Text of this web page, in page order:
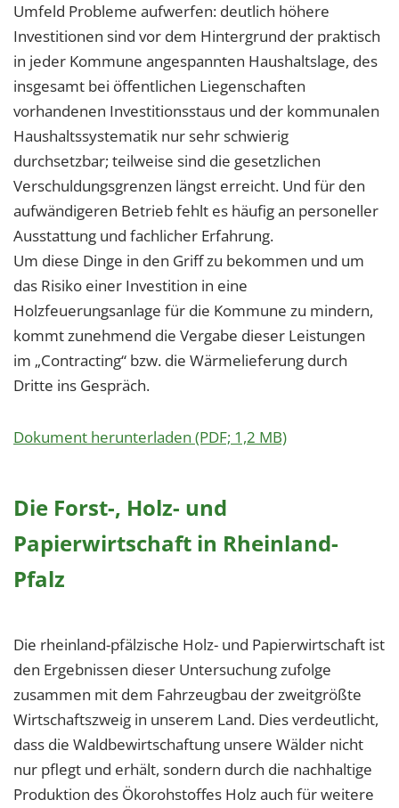
Umfeld Probleme aufwerfen: deutlich höhere
Investitionen sind vor dem Hintergrund der praktisch
in jeder Kommune angespannten Haushaltslage, des
insgesamt bei öffentlichen Liegenschaften
vorhandenen Investitionsstaus und der kommunalen
Haushaltssystematik nur sehr schwierig
durchsetzbar; teilweise sind die gesetzlichen
Verschuldungsgrenzen längst erreicht. Und für den
aufwändigeren Betrieb fehlt es häufig an personeller
Ausstattung und fachlicher Erfahrung.
Um diese Dinge in den Griff zu bekommen und um
das Risiko einer Investition in eine
Holzfeuerungsanlage für die Kommune zu mindern,
kommt zunehmend die Vergabe dieser Leistungen
im „Contracting“ bzw. die Wärmelieferung durch
Dritte ins Gespräch.
Dokument herunterladen (PDF; 1,2 MB)
Die Forst-, Holz- und
Papierwirtschaft in Rheinland-
Pfalz
Die rheinland-pfälzische Holz- und Papierwirtschaft ist
den Ergebnissen dieser Untersuchung zufolge
zusammen mit dem Fahrzeugbau der zweitgrößte
Wirtschaftszweig in unserem Land. Dies verdeutlicht,
dass die Waldbewirtschaftung unsere Wälder nicht
nur pflegt und erhält, sondern durch die nachhaltige
Produktion des Ökorohstoffes Holz auch für weitere